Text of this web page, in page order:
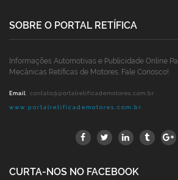
SOBRE O PORTAL RETÍFICA
Informações Automotivas e Publicidade Online
Mecânicas Retíficas de Motores. Fale Conosco!
Email: contato@portalretificademotores.com.br
www.portalretificademotores.com.br
CURTA-NOS NO FACEBOOK